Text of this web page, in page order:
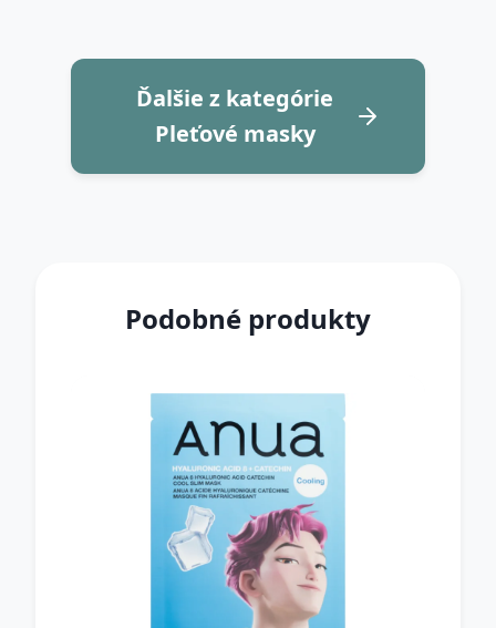
Ďalšie z kategórie
Pleťové masky
Podobné produkty